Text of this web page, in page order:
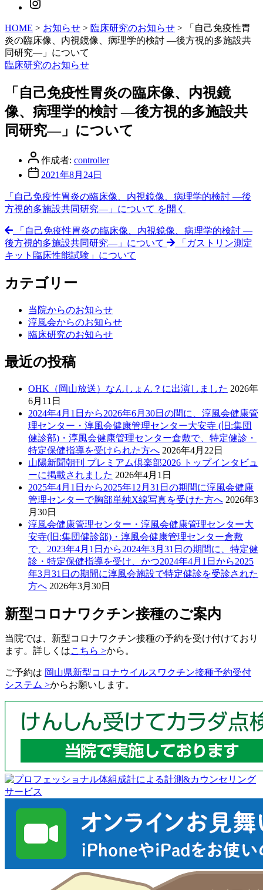
HOME > お知らせ > 臨床研究のお知らせ >
「自己免疫性胃
炎の臨床像、内視鏡像、病理学的検討 ―後方視的多施設共
同研究―」について
カ
ゴ
ー
臨床研究のお知らせ
「自己免疫性胃炎の臨床像、内視鏡
像、病理学的検討 ―後方視的多施設共
同研究―」について
投
稿
者
作成者: controller
投
日
2021年8月24日
「自己免疫性胃炎の臨床像、内視鏡像、病理学的検討 ―後
方視的多施設共同研究―」について を開く
「自己免疫性胃炎の臨床像、内視鏡像、病理学的検討 ―
後方視的多施設共同研究―」について
「ガストリン測定
キット臨床性能試験」について
カテゴリー
当院からのお知らせ
淳風会からのお知らせ
臨床研究のお知らせ
最近の投稿
OHK（岡山放送）なんしょん？に出演しました 2026年
6月11日
2024年4月1日から2026年6月30日の間に、淳風会健康管
理センター・淳風会健康管理センター大安寺 (旧:集団
健診部)・淳風会健康管理センター倉敷で、特定健診・
特定保健指導を受けられた方へ 2026年4月22日
山陽新聞朝刊 プレミアム倶楽部2026 トップインタビュ
ーに掲載されました 2026年4月1日
2025年4月1日から2025年12月31日の期間に淳風会健康
管理センターで胸部単純X線写真を受けた方へ 2026年3
月30日
淳風会健康管理センター・淳風会健康管理センター大
安寺(旧:集団健診部)・淳風会健康管理センター倉敷
で、2023年4月1日から2024年3月31日の期間に、特定健
診・特定保健指導を受け、かつ2024年4月1日から2025
年3月31日の期間に淳風会施設で特定健診を受診された
方へ 2026年3月30日
新型コロナワクチン接種のご案内
当院では、新型コロナワクチン接種の予約を受け付けており
ます。詳しくはこちら >から。
ご予約は 岡山県新型コロナウイルスワクチン接種予約受付
システム >からお願いします。